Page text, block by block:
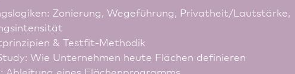
Zonierung, Wegeführung, Privatheit/Lautstärke,
& Testfit-Methodik
Wie Unternehmen heute Flächen definieren
Ableitung eines Flächenprogramms